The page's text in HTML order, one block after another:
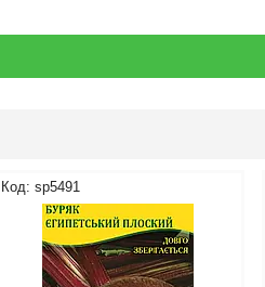
sp5491